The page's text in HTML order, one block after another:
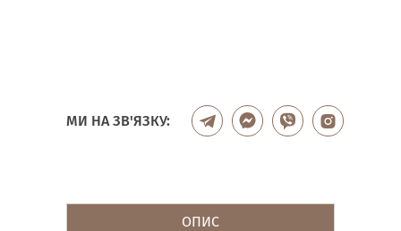
МИ НА ЗВ'ЯЗКУ:
ОПИС